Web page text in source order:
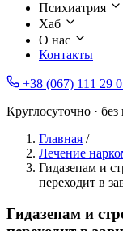
Психиатрия
Хаб
О нас
Контакты
+38 (067) 111 29
Круглосуточно ·
Главная /
Лечение
Гидазепам и
переходит в
Гидазепам и